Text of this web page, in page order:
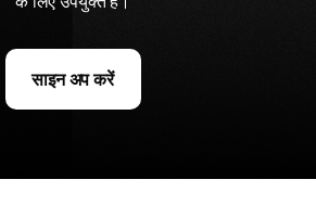
साइन अप करें